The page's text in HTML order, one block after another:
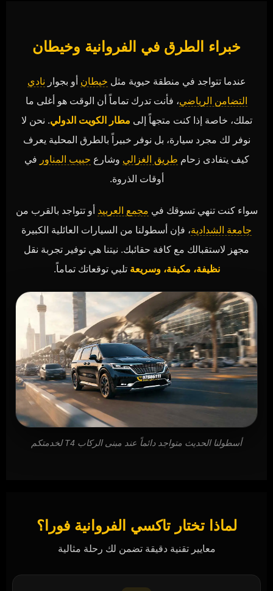
أسطولنا الحديث متواجد دائماً عند مبنى الركاب T4 لخدمتكم
خبراء الطرق في الفروانية وخيطان
عندما تتواجد في منطقة حيوية مثل خيطان أو بجوار نادي
التضامن الرياضي، فأنت تدرك تماماً أن الوقت هو أغلى ما
تملك، خاصة إذا كنت متجهاً إلى مطار الكويت الدولي. نحن لا
نوفر لك مجرد سيارة، بل نوفر خبيراً بالطرق المحلية يعرف
كيف يتفادى زحام طريق الغزالي وشارع حبيب المناور في
أوقات الذروة.
سواء كنت تنهي تسوقك في مجمع العربيد أو تتواجد بالقرب من
جامعة الشدادية، فإن أسطولنا من السيارات العائلية الكبيرة
مجهز لاستقبالك مع كافة حقائبك. نيتنا هي توفير تجربة نقل
نظيفة، مكيفة، وسريعة تلبي توقعاتك تماماً.
لماذا تختار تاكسي الفروانية فورا؟
معايير تقنية دقيقة تضمن لك رحلة مثالية